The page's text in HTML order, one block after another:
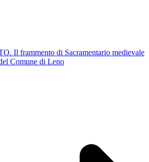
Il frammento di Sacramentario medievale
Comune di Leno